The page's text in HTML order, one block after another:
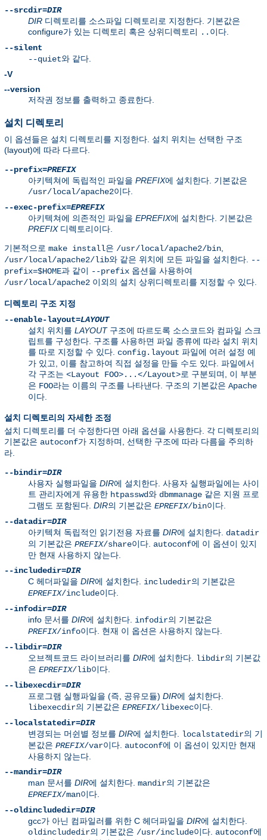
--srcdir=DIR
DIR 디렉토리를 소스파일 디렉토리로 지정한다. 기본값은
configure가 있는 디렉토리 혹은 상위디렉토리 .. 이다.
--silent
--quiet와 같다.
-V
--version
저작권 정보를 출력하고 종료한다.
설치 디렉토리
이 옵션들은 설치 디렉토리를 지정한다. 설치 위치는 선택한 구조
(layout)에 따라 다르다.
--prefix=PREFIX
아키텍쳐에 독립적인 파일을 PREFIX에 설치한다. 기본값은
/usr/local/apache2이다.
--exec-prefix=EPREFIX
아키텍쳐에 의존적인 파일을 EPREFIX에 설치한다. 기본값은
PREFIX디렉토리이다.
기본적으로 make install은 /usr/local/apache2/bin
/usr/local/apache2/lib와 같은 위치에 모든 파일을 설치한다.
--
prefix=$HOME과 같이 --prefix 옵션을 사용하여
/usr/local/apache2 이외의 설치 상위디렉토리를 지정할 수 있다.
디렉토리 구조 지정
--enable-layout=LAYOUT
설치 위치를 LAYOUT구조에 따르도록 소스코드와 컴파일 스크
립트를 구성한다. 구조를 사용하면 파일 종류에 따라 설치 위치
를 따로 지정할 수 있다. config.layout 파일에 여러 설정 예
가 있고, 이를 참고하여 직접 설정을 만들 수도 있다. 파일에서
각 구조는 <Layout FOO>...</Layout>로 구분되며, 이 부분
은 FOO라는 이름의 구조를 나타낸다. 구조의 기본값은 Apache
이다.
설치 디렉토리의 자세한 조정
설치 디렉토리를 더 수정한다면 아래 옵션을 사용한다. 각 디렉토리의
기본값은 autoconf가 지정하며, 선택한 구조에 따라 다름을 주의하
라.
--bindir=DIR
사용자 실행파일을 DIR에 설치한다. 사용자 실행파일에는 사이
트 관리자에게 유용한 htpasswd와 dbmmanage 같은 지원 프로
그램도 포함된다. DIR의 기본값은 EPREFIX/bin이다.
--datadir=DIR
아키텍쳐 독립적인 읽기전용 자료를 DIR에 설치한다. datadir
의 기본값은 PREFIX/share이다. autoconf에 이 옵션이 있지
만 현재 사용하지 않는다.
--includedir=DIR
C 헤더파일을 DIR에 설치한다. includedir의 기본값은
EPREFIX/include이다.
--infodir=DIR
info 문서를 DIR에 설치한다. infodir의 기본값은
PREFIX/info이다. 현재 이 옵션은 사용하지 않는다.
--libdir=DIR
오브젝트코드 라이브러리를 DIR에 설치한다. libdir의 기본값
은 EPREFIX/lib이다.
--libexecdir=DIR
프로그램 실행파일을 (즉, 공유모듈) DIR에 설치한다.
libexecdir의 기본값은 EPREFIX/libexec이다.
--localstatedir=DIR
변경되는 머쉰별 정보를 DIR에 설치한다. localstatedir의 기
본값은 PREFIX/var이다. autoconf에 이 옵션이 있지만 현재
사용하지 않는다.
--mandir=DIR
man 문서를 DIR에 설치한다. mandir의 기본값은
EPREFIX/man이다.
--oldincludedir=DIR
gcc가 아닌 컴파일러를 위한 C 헤더파일을 DIR에 설치한다.
oldincludedir의 기본값은 /usr/include이다. autoconf에